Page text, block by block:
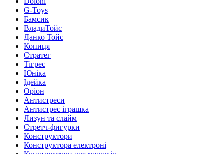
G-Toys
Бамсик
ВладиТойс
Данко Тойс
Копиця
Стратег
Тігрес
Юніка
Ідейка
Оріон
Антистреси
Антистрес іграшка
Лизун та слайм
Стретч-фигурки
Конструктори
Конструктора електроні